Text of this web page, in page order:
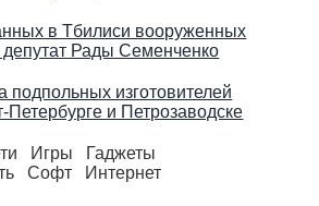
в Тбилиси вооруженных
Рады Семенченко
изготовителей
Петербурге и Петрозаводске
Игры
Гаджеты
Софт Интернет